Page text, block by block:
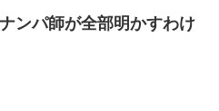
ンパ師が全部明かすわけ